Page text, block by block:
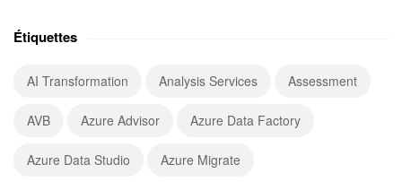
Étiquettes
AI Transformation Analysis Services Assessment
AVB Azure Advisor Azure Data Factory
Azure Data Studio Azure Migrate